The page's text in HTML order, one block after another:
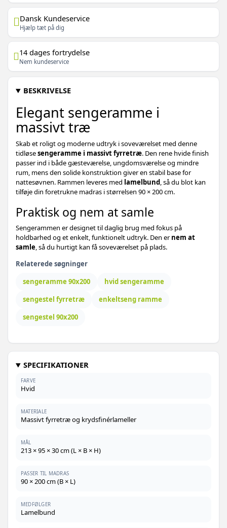
Dansk Kundeservice
Hjælp tæt på dig
14 dages fortrydelse
Nem kundeservice
BESKRIVELSE
Elegant sengeramme i
massivt træ
Skab et roligt og moderne udtryk i soveværelset med denne
tidløsesengeramme i massivt fyrretræ. Den rene hvide finish
passer ind i både gæsteværelse, ungdomsværelse og mindre
rum, mens den solide konstruktion giver en stabil base for
nattesøvnen. Rammen leveres med lamelbund, så du blot kan
tilføje din foretrukne madras i størrelsen 90 × 200 cm.
Praktisk og nem at samle
Sengerammen er designet til daglig brug med fokus på
holdbarhed og et enkelt, funktionelt udtryk. Den ernem at
samle, så du hurtigt kan få soveværelset på plads.
Relaterede søgninger
sengeramme 90x200
hvid sengeramme
sengestel fyrretræ
enkeltseng ramme
sengestel 90x200
SPECIFIKATIONER
FARVE
Hvid
MATERIALE
Massivt fyrretræ og krydsfinérlameller
MÅL
213 × 95 × 30 cm (L × B × H)
PASSER TIL MADRAS
90 × 200 cm (B × L)
MEDFØLGER
Lamelbund